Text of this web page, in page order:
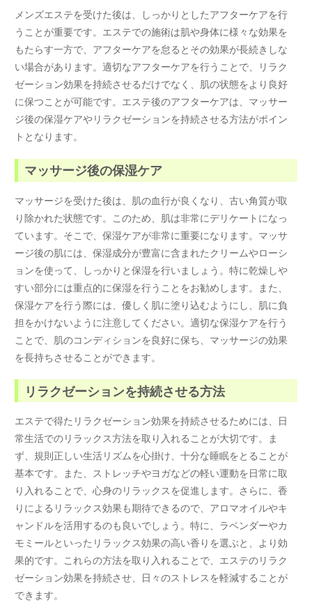
メンズエステを受けた後は、しっかりとしたアフターケアを行
うことが重要です。エステでの施術は肌や身体に様々な効果を
もたらす一方で、アフターケアを怠るとその効果が長続きしな
い場合があります。適切なアフターケアを行うことで、リラク
ゼーション効果を持続させるだけでなく、肌の状態をより良好
に保つことが可能です。エステ後のアフターケアは、マッサー
ジ後の保湿ケアやリラクゼーションを持続させる方法がポイン
トとなります。
マッサージ後の保湿ケア
マッサージを受けた後は、肌の血行が良くなり、古い角質が取
り除かれた状態です。このため、肌は非常にデリケートになっ
ています。そこで、保湿ケアが非常に重要になります。マッサ
ージ後の肌には、保湿成分が豊富に含まれたクリームやローシ
ョンを使って、しっかりと保湿を行いましょう。特に乾燥しや
すい部分には重点的に保湿を行うことをお勧めします。また、
保湿ケアを行う際には、優しく肌に塗り込むようにし、肌に負
担をかけないように注意してください。適切な保湿ケアを行う
ことで、肌のコンディションを良好に保ち、マッサージの効果
を長持ちさせることができます。
リラクゼーションを持続させる方法
エステで得たリラクゼーション効果を持続させるためには、日
常生活でのリラックス方法を取り入れることが大切です。ま
ず、規則正しい生活リズムを心掛け、十分な睡眠をとることが
基本です。また、ストレッチやヨガなどの軽い運動を日常に取
り入れることで、心身のリラックスを促進します。さらに、香
りによるリラックス効果も期待できるので、アロマオイルやキ
ャンドルを活用するのも良いでしょう。特に、ラベンダーやカ
モミールといったリラックス効果の高い香りを選ぶと、より効
果的です。これらの方法を取り入れることで、エステのリラク
ゼーション効果を持続させ、日々のストレスを軽減することが
できます。